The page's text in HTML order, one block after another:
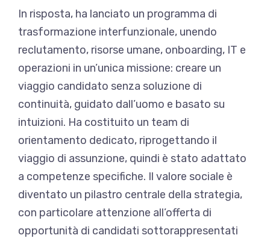
In risposta, ha lanciato un programma di
trasformazione interfunzionale, unendo
reclutamento, risorse umane, onboarding, IT e
operazioni in un’unica missione: creare un
viaggio candidato senza soluzione di
continuità, guidato dall’uomo e basato su
intuizioni. Ha costituito un team di
orientamento dedicato, riprogettando il
viaggio di assunzione, quindi è stato adattato
a competenze specifiche. Il valore sociale è
diventato un pilastro centrale della strategia,
con particolare attenzione all’offerta di
opportunità di candidati sottorappresentati